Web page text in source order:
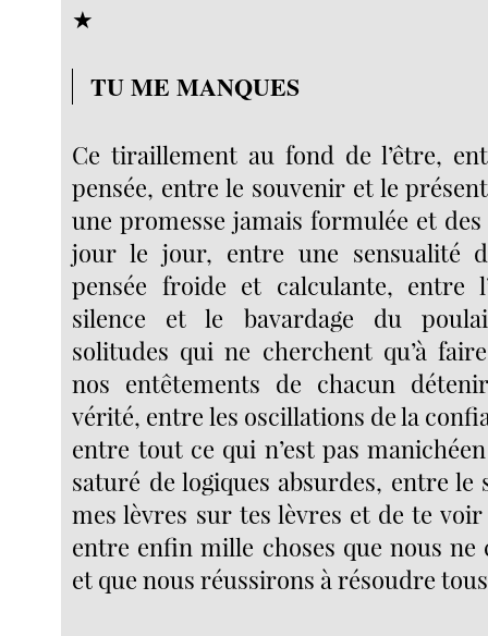
★
TU ME MANQUES
Ce tiraillement au fond de l’être,
pensée, entre le souvenir et le
une promesse jamais formulée et
jour le jour, entre une sensualité
pensée froide et calculante, entre
silence et le bavardage du
solitudes qui ne cherchent qu’à
nos entêtements de chacun
vérité, entre les oscillations de la
entre tout ce qui n’est pas
saturé de logiques absurdes, entre le
mes lèvres sur tes lèvres et de te
entre enfin mille choses que nous ne
et que nous réussirons à résoudre